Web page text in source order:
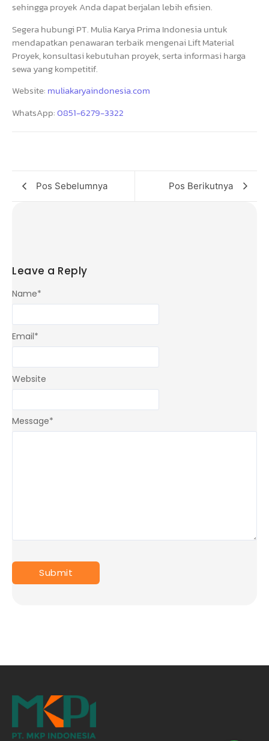
sehingga proyek Anda dapat berjalan lebih efisien.
Segera hubungi PT. Mulia Karya Prima Indonesia untuk
mendapatkan penawaran terbaik mengenai Lift Material
Proyek, konsultasi kebutuhan proyek, serta informasi harga
sewa yang kompetitif.
Website: muliakaryaindonesia.com
WhatsApp:0851-6279-3322
Pos Sebelumnya Pos Berikutnya
Leave a Reply
Message*
Name*
Email*
Website